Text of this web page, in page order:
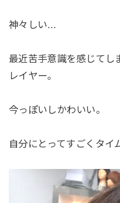
神々しい…
最近苦手意識を感じてし
レイヤー。
今っぽいしかわいい。
自分にとってすごくタイ